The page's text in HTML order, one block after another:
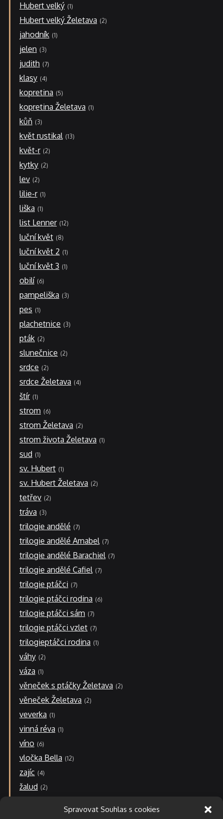
Spravovat Souhlas s cookies
Hubert velký 1
Hubert velký Želetava 2
jahodník 1
jelen 3
judith 7
klasy 4
kopretina 5
kopretina Želetava 1
kůň 3
květ rustikal 13
květ-r 2
kytky 2
lev 2
lilie-r 1
liška 1
list Lenner 12
luční květ 8
luční květ 2 1
luční květ 3 1
obilí 6
pampeliška 3
pes 1
plachetnice 3
pták 2
slunečnice 2
srdce 2
srdce Želetava 4
štír 1
strom 6
strom Želetava 2
strom života Želetava 1
sud 1
sv. Hubert 1
sv. Hubert Želetava 2
tetřev 2
tráva 3
trilogie andělé 7
trilogie andělé Amabel 7
trilogie andělé Barachiel 7
trilogie andělé Cafiel 7
trilogie ptáčci 7
trilogie ptáčci rodina 6
trilogie ptáčci sám 7
trilogie ptáčci vzlet 7
trilogieptáčci rodina 1
váhy 2
váza 1
věneček s ptáčky Želetava 2
věneček Želetava 2
veverka 1
vinná réva 1
víno 6
vločka Bella 12
zajíc 4
žalud 2